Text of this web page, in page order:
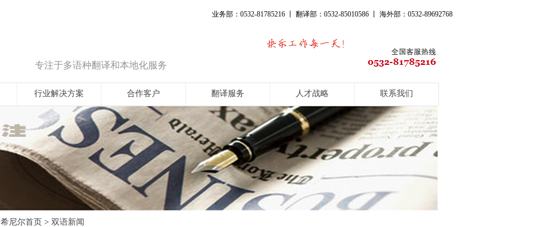
业务部：0532-81785216 丨 翻译部：0532-85010586 丨 海外部：0532-89692768
专注于多语种翻译和本地化服务
行业解决方案 合作客户 翻译服务 人才战略 联系我们
希尼尔首页 > 双语新闻